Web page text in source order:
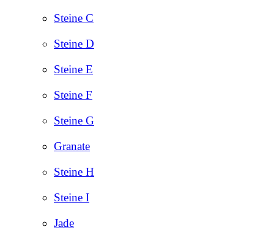
Steine C
Steine D
Steine E
Steine F
Steine G
Granate
Steine H
Steine I
Jade